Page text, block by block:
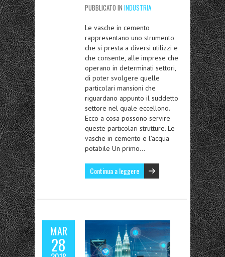
PUBBLICATO IN INDUSTRIA
Le vasche in cemento
rappresentano uno strumento
che si presta a diversi utilizzi e
che consente, alle imprese che
operano in determinati settori,
di poter svolgere quelle
particolari mansioni che
riguardano appunto il suddetto
settore nel quale eccellono.
Ecco a cosa possono servire
queste particolari strutture. Le
vasche in cemento e l’acqua
potabile Un primo…
Continua a leggere
MAR
28